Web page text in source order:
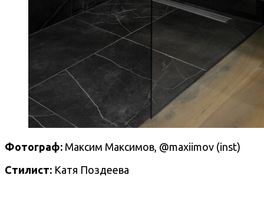
Фотограф: Максим Максимов, @maxiimov (inst)
Стилист: Катя Поздеева